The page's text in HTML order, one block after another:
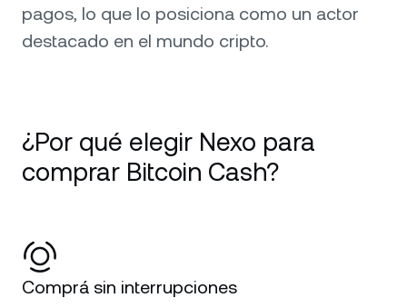
pagos, lo que lo posiciona como un actor
destacado en el mundo cripto.
¿Por qué elegir Nexo para
comprar Bitcoin Cash?
Comprá sin interrupciones